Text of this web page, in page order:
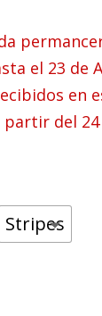
el 23 de
en
del 24
Stripes